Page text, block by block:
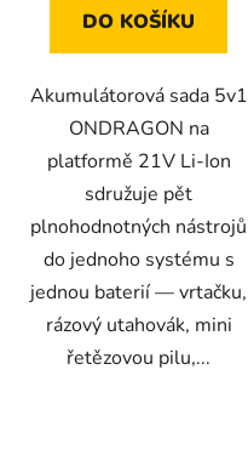
DO KOŠÍKU
Akumulátorová sada 5v1
ONDRAGON na
platformě 21V Li-Ion
sdružuje pět
plnohodnotných nástrojů
do jednoho systému s
jednou baterií — vrtačku,
rázový utahovák, mini
řetězovou pilu,...